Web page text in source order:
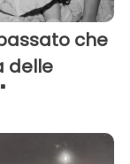
che
delle